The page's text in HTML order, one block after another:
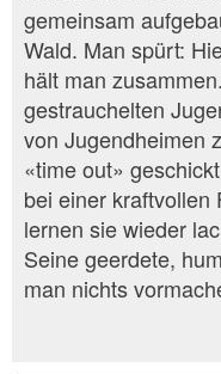
gemeinsam
Wald. Man spürt:
hält man
gestrauchelten
von Jugendheimen
«time out»
bei einer kraftvollen
lernen sie wieder
Seine geerdete,
man nichts